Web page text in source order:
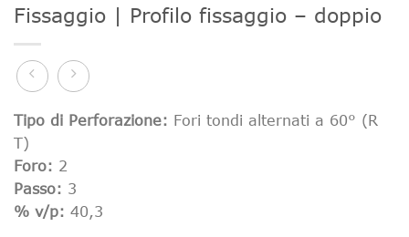
Fissaggio | Profilo fissaggio – doppio
Tipo di Perforazione: Fori tondi alternati a 60° (R
T)
Foro: 2
Passo: 3
% v/p: 40,3